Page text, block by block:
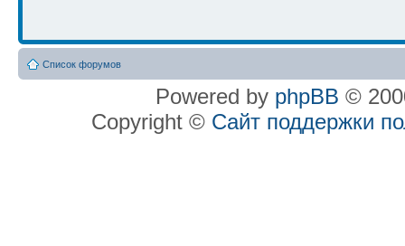
Список форумов
Powered by phpBB ©
Copyright © Сайт поддержки